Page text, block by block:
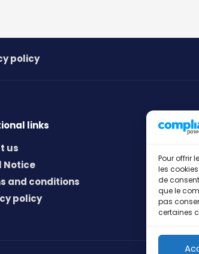
Pour offrir
les
de
que le
pas
certaines
policy
links
us
Notice
and conditions
policy